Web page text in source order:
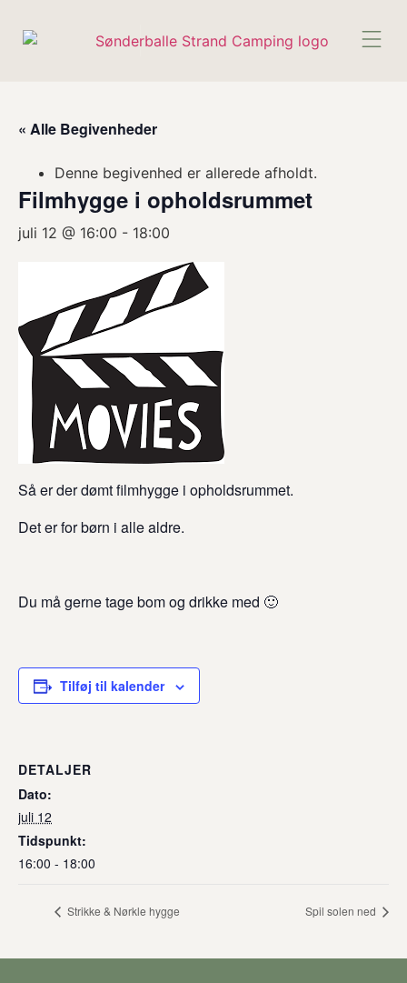
« Alle Begivenheder
Denne begivenhed er allerede afholdt.
Filmhygge i opholdsrummet
juli 12 @ 16:00 - 18:00
Så er der dømt filmhygge i opholdsrummet.
Det er for børn i alle aldre.
Du må gerne tage bom og drikke med 🙂
Tilføj til kalender
DETALJER
Dato:
juli 12
Tidspunkt:
16:00 - 18:00
Strikke & Nørkle hygge Spil solen ned